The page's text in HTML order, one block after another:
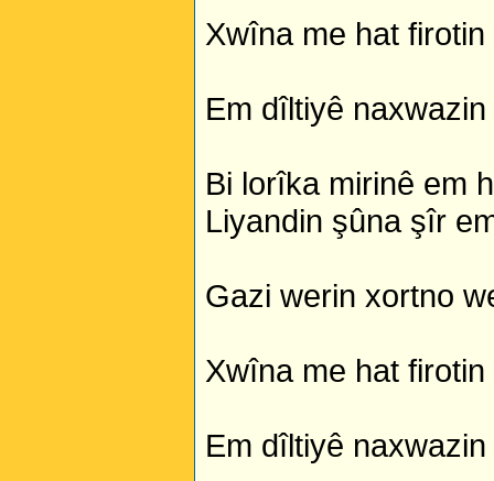
Xwîna me hat
Em dîltiyê
Bi lorîka mirinê em
Liyandin şûna şîr
Gazi werin xortno
Xwîna me hat
Em dîltiyê